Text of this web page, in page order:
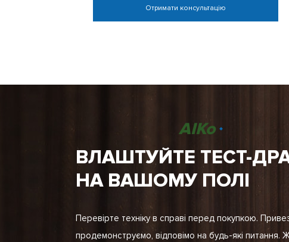
Отримати консультацію
AIKo
ВЛАШТУЙТЕ ТЕСТ-
НА ВАШОМУ ПОЛІ
Перевірте техніку в справі перед покупкою.
продемонструємо, відповімо на будь-які питання.